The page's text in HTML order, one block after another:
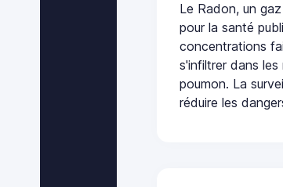
Le Radon, un
pour la santé
concentrations
s'infiltrer dans
poumon. La
réduire les